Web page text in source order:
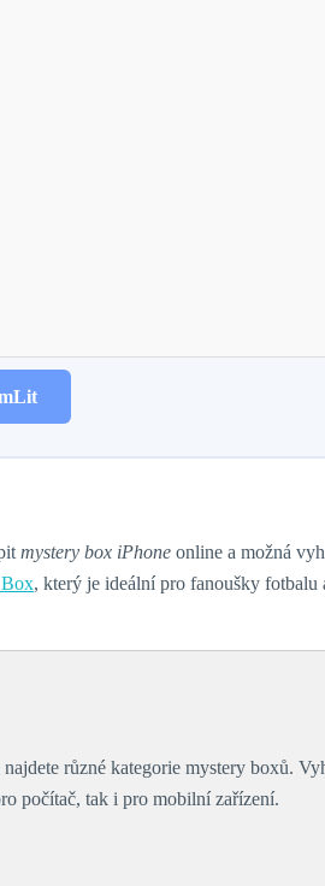
mystery box iPhone online a možná
, který je ideální pro fanoušky fotbalu
různé kategorie mystery boxů.
počítač, tak i pro mobilní zařízení.